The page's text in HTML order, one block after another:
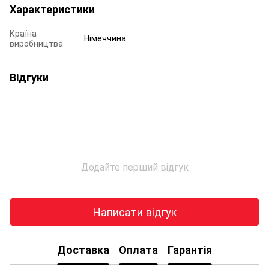
Характеристики
Країна
виробництва
Німеччина
Відгуки
Додайте перший відгук
Написати відгук
Доставка Оплата Гарантія